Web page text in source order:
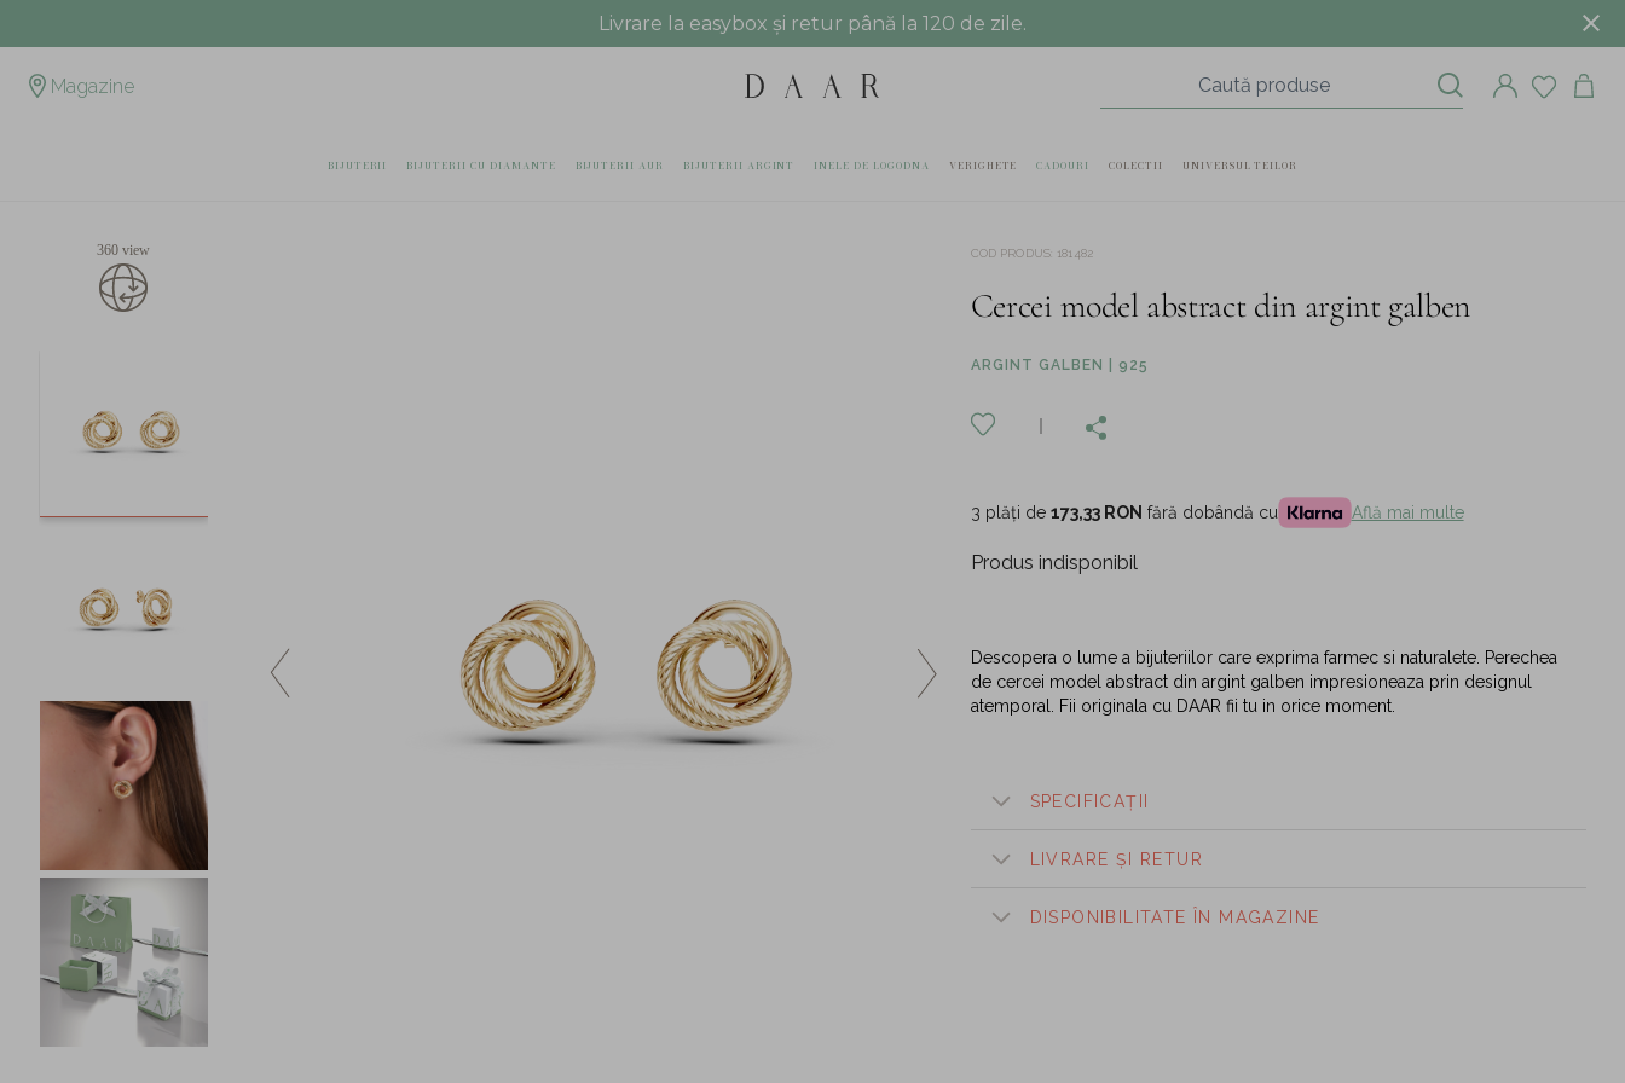
Livrare la easybox și retur până la 120 de zile.
Magazine
BIJUTERII BIJUTERII CU DIAMANTE BIJUTERII AUR BIJUTERII ARGINT INELE DE LOGODNA VERIGHETE CADOURI COLECTII UNIVERSUL TEILOR
360 view COD PRODUS: 181482
Cercei model abstract din argint galben
ARGINT GALBEN | 925
3 plăți de 173,33 RON fără dobândă cu Află mai multe
Produs indisponibil
Descopera o lume a bijuteriilor care exprima farmec si naturalete. Perechea
de cercei model abstract din argint galben impresioneaza prin designul
atemporal. Fii originala cu DAAR fii tu in orice moment.
SPECIFICAȚII
LIVRARE ȘI RETUR
DISPONIBILITATE ÎN MAGAZINE